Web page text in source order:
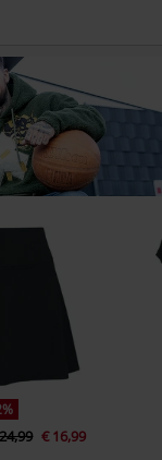
€ 16,99